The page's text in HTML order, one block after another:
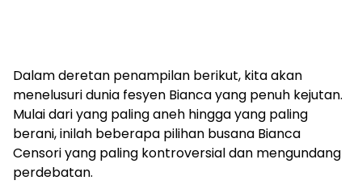
Dalam deretan penampilan berikut, kita akan
menelusuri dunia fesyen Bianca yang penuh kejutan.
Mulai dari yang paling aneh hingga yang paling
berani, inilah beberapa pilihan busana Bianca
Censori yang paling kontroversial dan mengundang
perdebatan.